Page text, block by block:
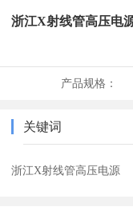
浙江X射线管高压电
产品规格：
关键词
浙江X射线管高压电源